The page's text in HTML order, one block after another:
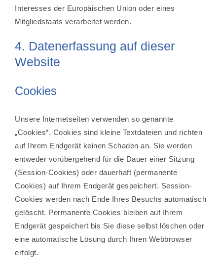
Interesses der Europäischen Union oder eines
Mitgliedstaats verarbeitet werden.
4. Datenerfassung auf dieser
Website
Cookies
Unsere Internetseiten verwenden so genannte
„Cookies“. Cookies sind kleine Textdateien und richten
auf Ihrem Endgerät keinen Schaden an. Sie werden
entweder vorübergehend für die Dauer einer Sitzung
(Session-Cookies) oder dauerhaft (permanente
Cookies) auf Ihrem Endgerät gespeichert. Session-
Cookies werden nach Ende Ihres Besuchs automatisch
gelöscht. Permanente Cookies bleiben auf Ihrem
Endgerät gespeichert bis Sie diese selbst löschen oder
eine automatische Lösung durch Ihren Webbrowser
erfolgt.